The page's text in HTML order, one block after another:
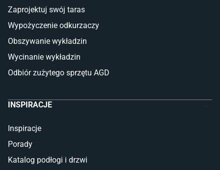
Płytki betonowe
Płytki Cersanit
Płytki wielkoformatowe
Glazura
Płytki marmurowe
Zaprojektuj swój taras
Wypożyczenie odkurzaczy
Obszywanie wykładzin
Wycinanie wykładzin
Odbiór zużytego sprzętu AGD
INSPIRACJE
Inspiracje
Porady
Katalog podłogi i drzwi